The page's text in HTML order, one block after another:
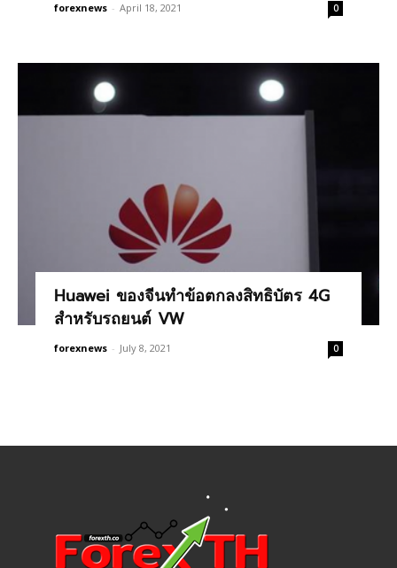
forexnews - April 18, 2021 0
Huawei ของจีนทำข้อตกลงสิทธิบัตร 4G
สำหรับรถยนต์ VW
forexnews - July 8, 2021 0